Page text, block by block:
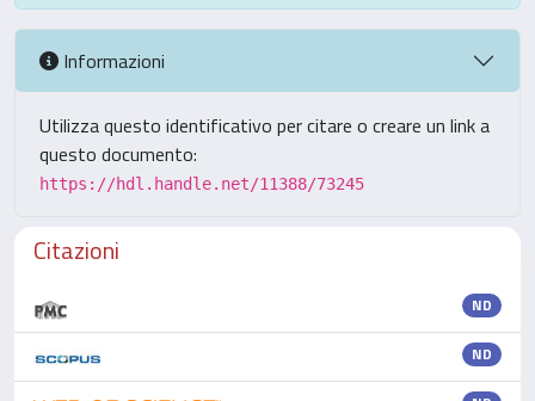
Informazioni
Utilizza questo identificativo per citare o creare un link a
questo documento:
https://hdl.handle.net/11388/73245
Citazioni
ND
ND